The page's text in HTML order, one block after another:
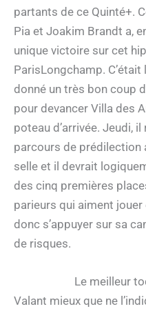
partants de ce Quinté+.
Pia et Joakim Brandt a,
unique victoire sur cet
ParisLongchamp.
donné un très bon coup
pour devancer Villa des
poteau d’arrivée. Jeudi,
parcours de prédilection
selle et il devrait
des cinq premières
parieurs qui aiment
donc s’appuyer sur sa
de risques.
Le meilleur
Valant mieux que ne